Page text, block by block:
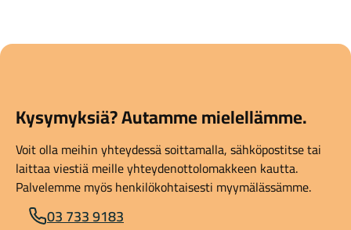
Kysymyksiä? Autamme mielellämme.
Voit olla meihin yhteydessä soittamalla, sähköpostitse tai
laittaa viestiä meille yhteydenottolomakkeen kautta.
Palvelemme myös henkilökohtaisesti myymälässämme.
03 733 9183